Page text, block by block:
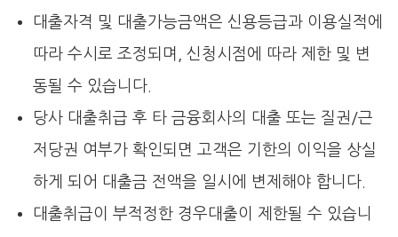
대출자격 및 대출가능금액은 신용등급과 이용실적에
따라 수시로 조정되며, 신청시점에 따라 제한 및 변
동될 수 있습니다.
당사 대출취급 후 타 금융회사의 대출 또는 질권/근
저당권 여부가 확인되면 고객은 기한의 이익을 상실
하게 되어 대출금 전액을 일시에 변제해야 합니다.
대출취급이 부적정한 경우대출이 제한될 수 있습니